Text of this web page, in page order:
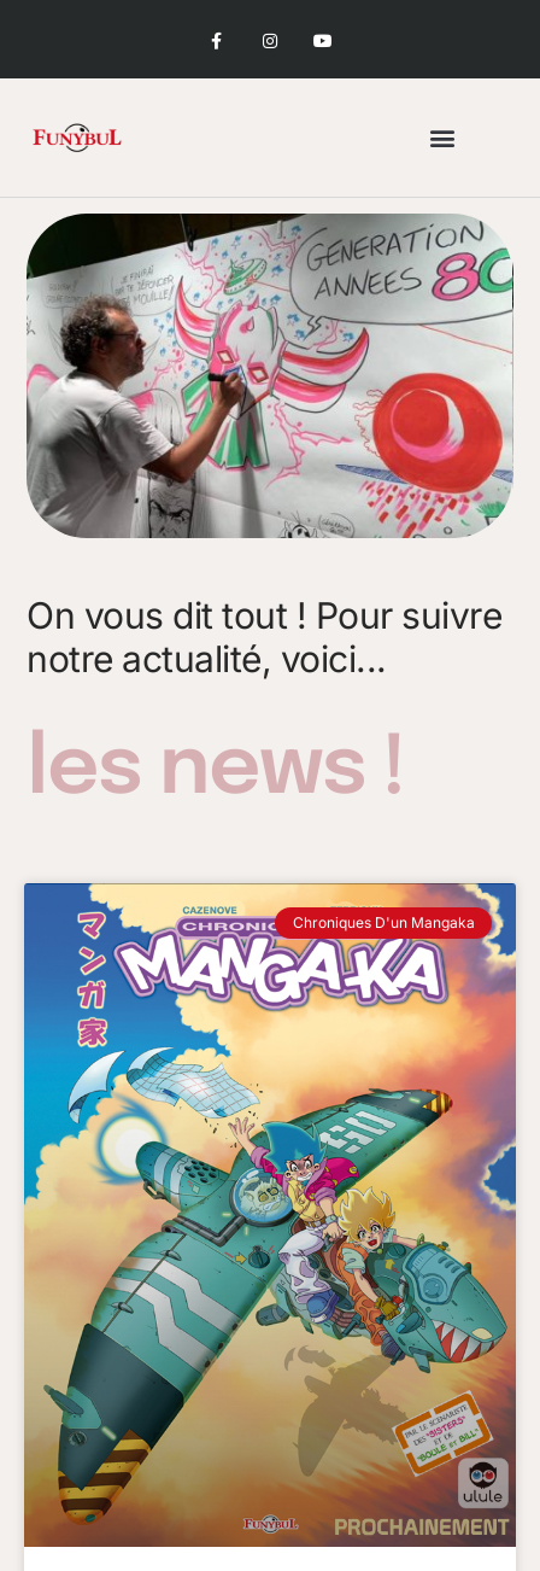
On vous dit tout ! Pour suivre
notre actualité, voici...
les news !
Chroniques D'un Mangaka